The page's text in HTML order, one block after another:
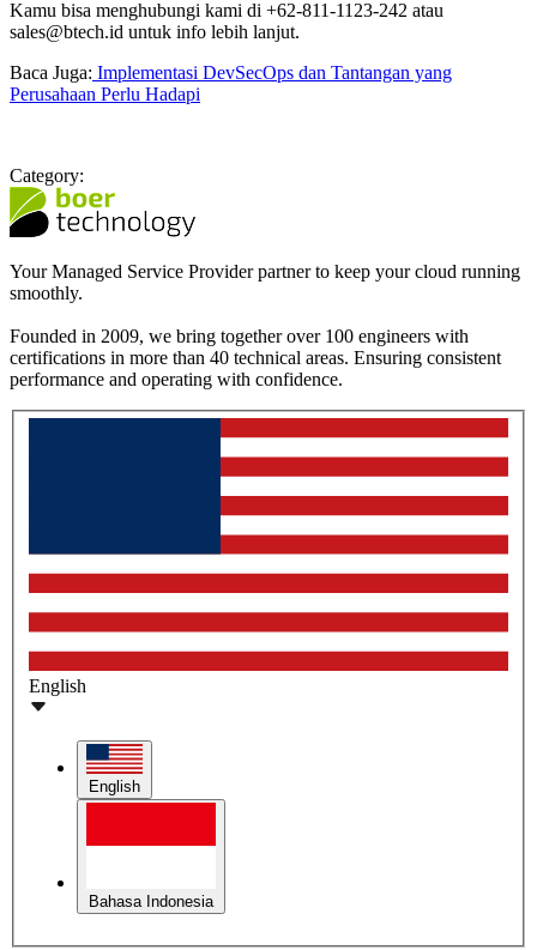
Kamu bisa menghubungi kami di +62-811-1123-242 atau
sales@btech.id untuk info lebih lanjut.
Baca Juga: Implementasi DevSecOps dan Tantangan yang
Perusahaan Perlu Hadapi
Category:
Your Managed Service Provider partner to keep your cloud running
smoothly.
Founded in 2009, we bring together over 100 engineers with
certifications in more than 40 technical areas. Ensuring consistent
performance and operating with confidence.
English
English
Bahasa Indonesia